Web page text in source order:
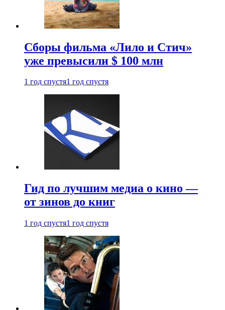
Сборы фильма «Лило и Стич»
уже превысили $ 100 млн
1 год спустя1 год спустя
Гид по лучшим медиа о кино —
от зинов до книг
1 год спустя1 год спустя